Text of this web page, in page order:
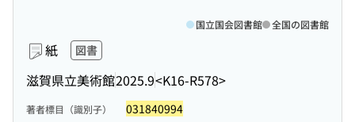
紙 図書
滋賀県立美術館2025.9<K16-R578>
国立国会図書館 全国の図書館
著者標目（識別子） 031840994